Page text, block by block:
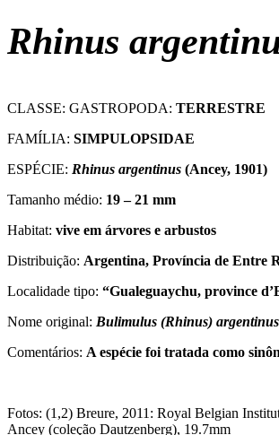
Rhinus
CLASSE: GASTROPODA: TERRESTRE
FAMÍLIA: SIMPULOPSIDAE
ESPÉCIE: Rhinus argentinus (Ancey, 1901)
Tamanho médio: 19 – 21 mm
Habitat: vive em árvores e arbustos
Distribuição: Argentina, Província de Entre
Localidade tipo: “Gualeguaychu, province
Nome original: Bulimulus (Rhinus) argentinus
Comentários: A espécie foi tratada como
Fotos: (1,2) Breure, 2011: Royal Belgian
Ancey (coleção Dautzenberg), 19.7mm